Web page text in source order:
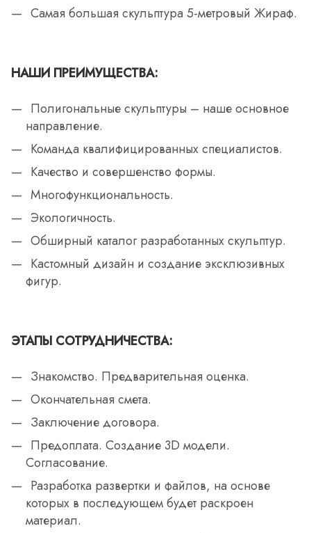
Самая большая скульптура 5-метровый Жираф.
НАШИ ПРЕИМУЩЕСТВА:
Полигональные скульптуры – наше основное
направление.
Команда квалифицированных специалистов.
Качество и совершенство формы.
Многофункциональность.
Экологичность.
Обширный каталог разработанных скульптур.
Кастомный дизайн и создание эксклюзивных
фигур.
ЭТАПЫ СОТРУДНИЧЕСТВА:
Знакомство. Предварительная оценка.
Окончательная смета.
Заключение договора.
Предоплата. Создание 3D модели.
Согласование.
Разработка развертки и файлов, на основе
которых в последующем будет раскроен
материал.